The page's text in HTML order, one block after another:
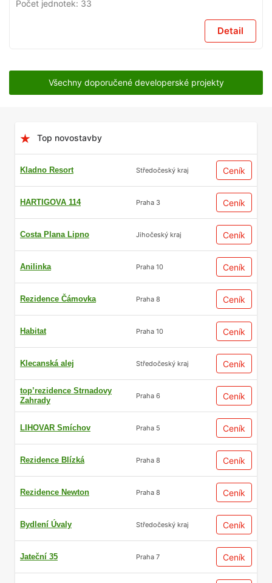
Počet jednotek: 33
Detail
Všechny doporučené developerské projekty
Top novostavby
Kladno Resort Středočeský kraj Ceník
HARTIGOVA 114 Praha 3 Ceník
Costa Plana Lipno Jihočeský kraj Ceník
Anilinka Praha 10 Ceník
Rezidence Čámovka Praha 8 Ceník
Habitat Praha 10 Ceník
Klecanská alej Středočeský kraj Ceník
top’rezidence Strnadovy
Zahrady
Praha 6 Ceník
LIHOVAR Smíchov Praha 5 Ceník
Rezidence Blízká Praha 8 Ceník
Rezidence Newton Praha 8 Ceník
Bydlení Úvaly Středočeský kraj Ceník
Jateční 35 Praha 7 Ceník